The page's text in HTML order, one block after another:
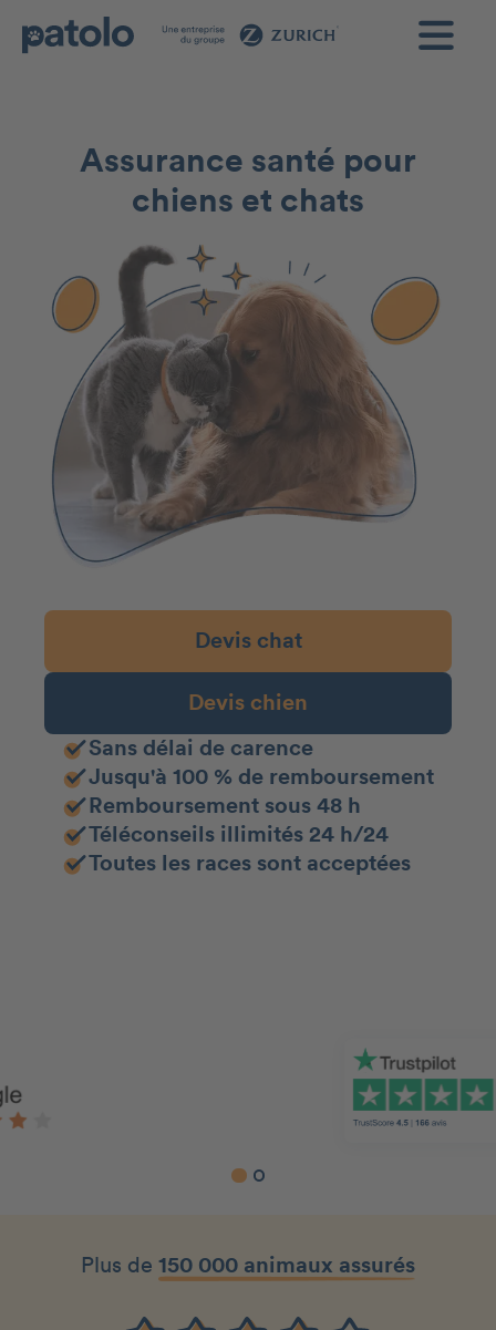
Assurance santé pour
chiens et chats
Sans délai de carence
Jusqu'à 100 % de remboursement
Remboursement sous 48 h
Téléconseils illimités 24 h/24
Toutes les races sont acceptées
Devis chat
Devis chien
Plus de 150 000 animaux assurés